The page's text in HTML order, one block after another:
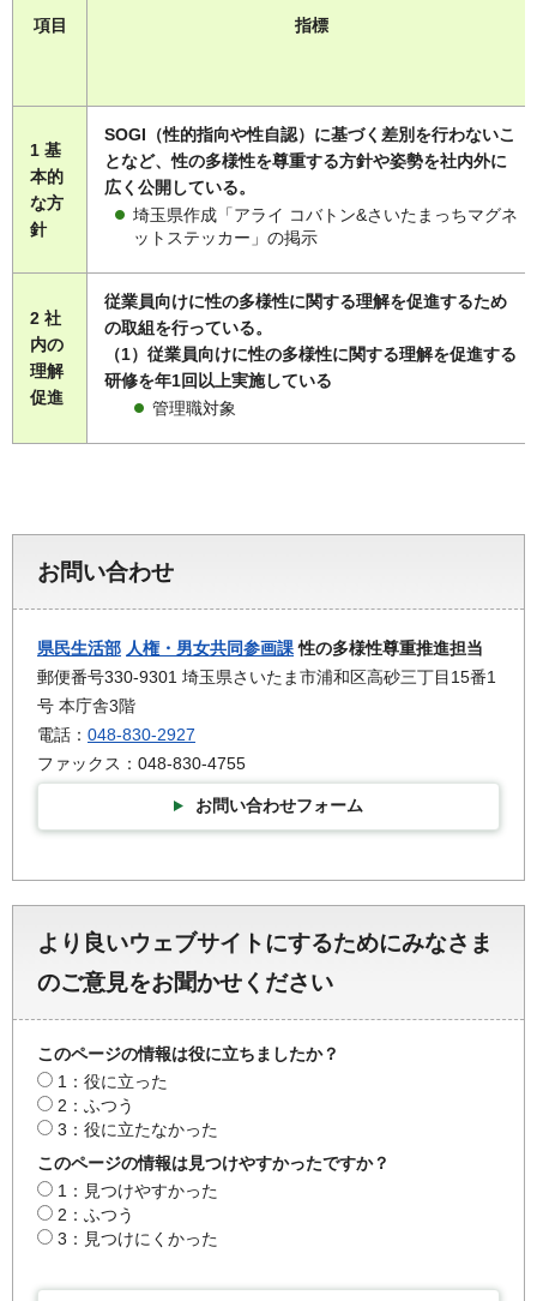
項目 指標
1 基
本的
な方
針
SOGI（性的指向や性自認）に基づく差別を行わないこ
となど、性の多様性を尊重する方針や姿勢を社内外に
広く公開している。
埼玉県作成「アライ コバトン&さいたまっちマグネ
ットステッカー」の掲示
2 社
内の
理解
促進
従業員向けに性の多様性に関する理解を促進するため
の取組を行っている。
（1）従業員向けに性の多様性に関する理解を促進する
研修を年1回以上実施している
管理職対象
お問い合わせ
県民生活部 人権・男女共同参画課性の多様性尊重推進担当
郵便番号330-9301 埼玉県さいたま市浦和区高砂三丁目15番1
号 本庁舎3階
電話： 048-830-2927
ファックス：048-830-4755
お問い合わせフォーム
より良いウェブサイトにするためにみなさま
のご意見をお聞かせください
このページの情報は役に立ちましたか？
1：役に立った
2：ふつう
3：役に立たなかった
このページの情報は見つけやすかったですか？
1：見つけやすかった
2：ふつう
3：見つけにくかった